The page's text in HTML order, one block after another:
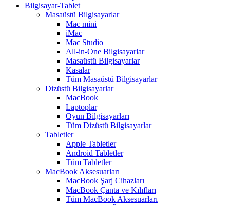
Bilgisayar-Tablet
Masaüstü Bilgisayarlar
Mac mini
iMac
Mac Studio
All-in-One Bilgisayarlar
Masaüstü Bilgisayarlar
Kasalar
Tüm Masaüstü Bilgisayarlar
Dizüstü Bilgisayarlar
MacBook
Laptoplar
Oyun Bilgisayarları
Tüm Dizüstü Bilgisayarlar
Tabletler
Apple Tabletler
Android Tabletler
Tüm Tabletler
MacBook Aksesuarları
MacBook Şarj Cihazları
MacBook Çanta ve Kılıfları
Tüm MacBook Aksesuarları